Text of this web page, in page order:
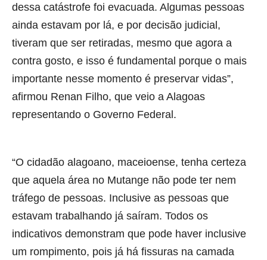
dessa catástrofe foi evacuada. Algumas pessoas
ainda estavam por lá, e por decisão judicial,
tiveram que ser retiradas, mesmo que agora a
contra gosto, e isso é fundamental porque o mais
importante nesse momento é preservar vidas”,
afirmou Renan Filho, que veio a Alagoas
representando o Governo Federal.
“O cidadão alagoano, maceioense, tenha certeza
que aquela área no Mutange não pode ter nem
tráfego de pessoas. Inclusive as pessoas que
estavam trabalhando já saíram. Todos os
indicativos demonstram que pode haver inclusive
um rompimento, pois já há fissuras na camada